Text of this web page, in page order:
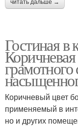
читать дальше →
Гостиная в
грамотного
Коричневый цвет
применяемый в
но и других